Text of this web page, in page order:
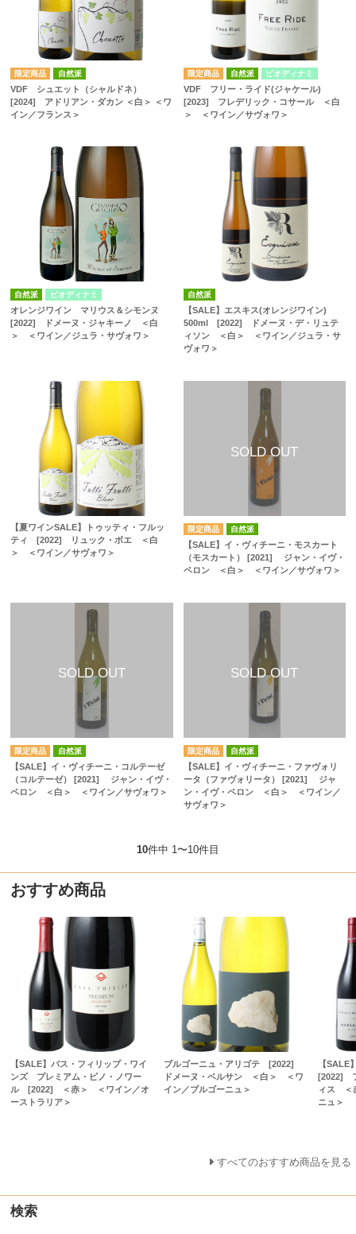
自然派
VDF シュエット（シャルドネ）
[2024] アドリアン・ダカン ＜白＞ ＜ワ
イン／フランス＞
自然派 ビオディナミ
VDF フリー・ライド(ジャケール)
[2023] フレデリック・コサール ＜白
＞ ＜ワイン／サヴォワ＞
自然派 ビオディナミ
オレンジワイン マリウス＆シモンヌ
[2022] ドメーヌ・ジャキーノ ＜白
＞ ＜ワイン／ジュラ・サヴォワ＞
自然派
【SALE】エスキス(オレンジワイン)
500ml [2022] ドメーヌ・デ・リュテ
ィソン ＜白＞ ＜ワイン／ジュラ・サ
ヴォワ＞
【夏ワインSALE】トゥッティ・フルッ
ティ [2022] リュック・ボエ ＜白
＞ ＜ワイン／サヴォワ＞
自然派
【SALE】イ・ヴィチーニ・モスカート
（モスカート） [2021] ジャン・イヴ・
ペロン ＜白＞ ＜ワイン／サヴォワ＞
自然派
【SALE】イ・ヴィチーニ・コルテーゼ
（コルテーゼ） [2021] ジャン・イヴ・
ペロン ＜白＞ ＜ワイン／サヴォワ＞
自然派
【SALE】イ・ヴィチーニ・ファヴォリ
ータ（ファヴォリータ） [2021] ジャ
ン・イヴ・ペロン ＜白＞ ＜ワイン／
サヴォワ＞
10件中 1〜10件目
おすすめ商品
【SALE】バス・フィリップ・ワイ
ンズ プレミアム・ピノ・ノワー
ル [2022] ＜赤＞ ＜ワイン／オ
ーストラリア＞
ブルゴーニュ・アリゴテ [2022]
ドメーヌ・ベルサン ＜白＞ ＜ワ
イン／ブルゴーニュ＞
【
[2022]
ィス ＜
ニュ＞
すべてのおすすめ商品を見る
検索